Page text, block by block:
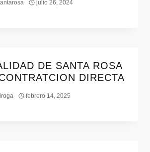
julio 26, 2024
DE SANTA ROSA
DIRECTA
febrero 14, 2025